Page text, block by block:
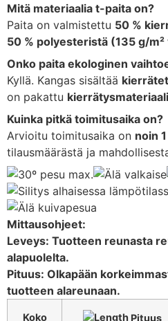
Mitä materiaalia t-paita on?
Paita on valmistettu 50 %
50 % polyesteristä (135 g/
Onko paita ekologinen
Kyllä. Kangas sisältää
on pakattu
Kuinka pitkä toimitusaika on?
Arvioitu toimitusaika on noin
tilausmäärästä ja
Mittausohjeet:
Leveys: Tuotteen reunasta
alapuolelta.
Pituus: Olkapään
tuotteen alareunaan.
Koko Pituus